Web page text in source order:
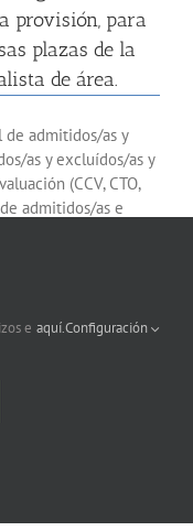
provisión, para
plazas de la
de área.
admitidos/as y
as y excluídos/as y
(CCV, CTO,
admitidos/as e
abril de 2016,
e aquí.Configuración